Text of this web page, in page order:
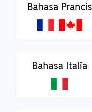
Bahasa Prancis
Bahasa Italia